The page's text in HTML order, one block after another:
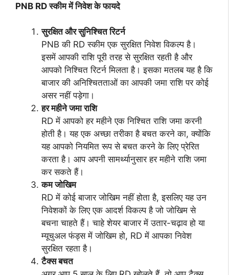
PNB RD स्कीम में निवेश के फायदे
सुरक्षित और सुनिश्चित रिटर्न
PNB की RD स्कीम एक सुरक्षित निवेश विकल्प है।
इसमें आपकी राशि पूरी तरह से सुरक्षित रहती है और
आपको निश्चित रिटर्न मिलता है। इसका मतलब यह है कि
बाजार की अनिश्चितताओं का आपकी जमा राशि पर कोई
असर नहीं पड़ेगा।
हर महीने जमा राशि
RD में आपको हर महीने एक निश्चित राशि जमा करनी
होती है। यह एक अच्छा तरीका है बचत करने का, क्योंकि
यह आपको नियमित रूप से बचत करने के लिए प्रेरित
करता है। आप अपनी सामर्थ्यानुसार हर महीने राशि जमा
कर सकते हैं।
कम जोखिम
RD में कोई बाजार जोखिम नहीं होता है, इसलिए यह उन
निवेशकों के लिए एक आदर्श विकल्प है जो जोखिम से
बचना चाहते हैं। चाहे शेयर बाजार में उतार-चढ़ाव हो या
म्यूचुअल फंड्स में जोखिम हो, RD में आपका निवेश
सुरक्षित रहता है।
टैक्स बचत